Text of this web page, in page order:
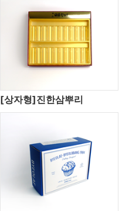
[상자형]진한삼뿌리